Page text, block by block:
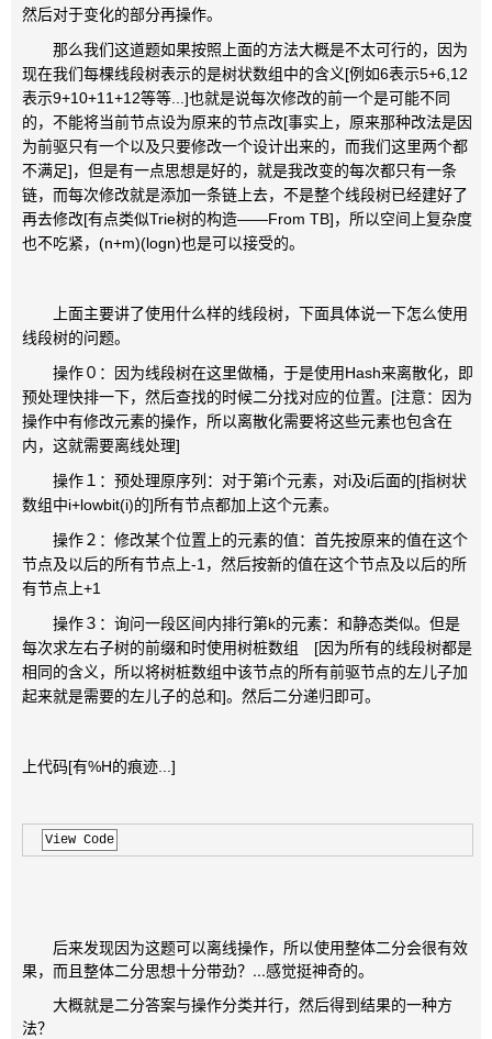
然后对于变化的部分再操作。
那么我们这道题如果按照上面的方法大概是不太可行的，因为
现在我们每棵线段树表示的是树状数组中的含义[例如6表示5+6,12
表示9+10+11+12等等...]也就是说每次修改的前一个是可能不同
的，不能将当前节点设为原来的节点改[事实上，原来那种改法是因
为前驱只有一个以及只要修改一个设计出来的，而我们这里两个都
不满足]，但是有一点思想是好的，就是我改变的每次都只有一条
链，而每次修改就是添加一条链上去，不是整个线段树已经建好了
再去修改[有点类似Trie树的构造——From TB]，所以空间上复杂度
也不吃紧，(n+m)(logn)也是可以接受的。
上面主要讲了使用什么样的线段树，下面具体说一下怎么使用
线段树的问题。
操作０：因为线段树在这里做桶，于是使用Hash来离散化，即
预处理快排一下，然后查找的时候二分找对应的位置。[注意：因为
操作中有修改元素的操作，所以离散化需要将这些元素也包含在
内，这就需要离线处理]
操作１：预处理原序列：对于第i个元素，对i及i后面的[指树状
数组中i+lowbit(i)的]所有节点都加上这个元素。
操作２：修改某个位置上的元素的值：首先按原来的值在这个
节点及以后的所有节点上-1，然后按新的值在这个节点及以后的所
有节点上+1
操作３：询问一段区间内排行第k的元素：和静态类似。但是
每次求左右子树的前缀和时使用树桩数组 [因为所有的线段树都是
相同的含义，所以将树桩数组中该节点的所有前驱节点的左儿子加
起来就是需要的左儿子的总和]。然后二分递归即可。
上代码[有%H的痕迹...]
View Code
后来发现因为这题可以离线操作，所以使用整体二分会很有效
果，而且整体二分思想十分带劲？...感觉挺神奇的。
大概就是二分答案与操作分类并行，然后得到结果的一种方
法？